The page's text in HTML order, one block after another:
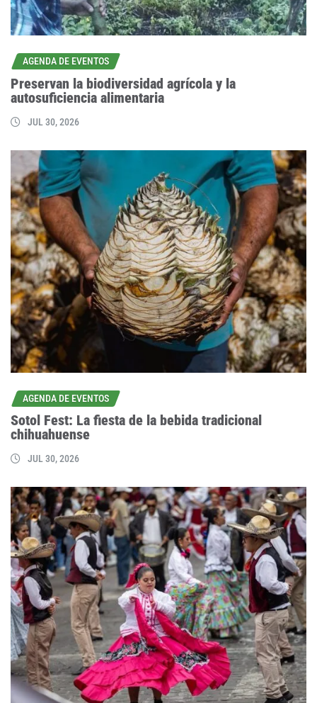
AGENDA DE EVENTOS
Preservan la biodiversidad agrícola y la
autosuficiencia alimentaria
JUL 30, 2026
AGENDA DE EVENTOS
Sotol Fest: La fiesta de la bebida tradicional
chihuahuense
JUL 30, 2026